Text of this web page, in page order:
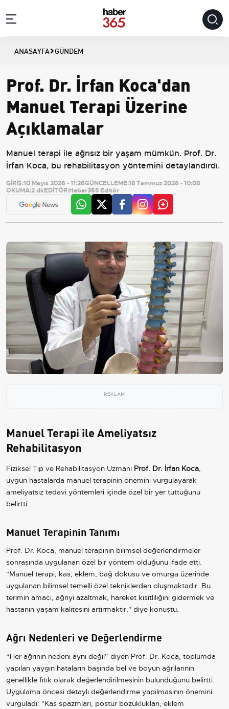
ANASAYFA GÜNDEM
Prof. Dr. İrfan Koca'dan
Manuel Terapi Üzerine
Açıklamalar
Manuel terapi ile ağrısız bir yaşam mümkün. Prof. Dr.
İrfan Koca, bu rehabilitasyon yöntemini detaylandırdı.
GİRİŞ:10 Mayıs 2026 - 11:36GÜNCELLEME:18 Temmuz 2026 - 10:08
OKUMA:2 dkEDİTÖR:Haber365 Editör
REKLAM
Manuel Terapi ile Ameliyatsız
Rehabilitasyon
Fiziksel Tıp ve Rehabilitasyon Uzmanı Prof. Dr. İrfan Koca,
uygun hastalarda manuel terapinin önemini vurgulayarak
ameliyatsız tedavi yöntemleri içinde özel bir yer tuttuğunu
belirtti.
Manuel Terapinin Tanımı
Prof. Dr. Koca, manuel terapinin bilimsel değerlendirmeler
sonrasında uygulanan özel bir yöntem olduğunu ifade etti.
"Manuel terapi; kas, eklem, bağ dokusu ve omurga üzerinde
uygulanan bilimsel temelli özel tekniklerden oluşmaktadır. Bu
terimin amacı, ağrıyı azaltmak, hareket kısıtlılığını gidermek ve
hastanın yaşam kalitesini artırmaktır," diye konuştu.
Ağrı Nedenleri ve Değerlendirme
“Her ağrının nedeni aynı değil” diyen Prof. Dr. Koca, toplumda
yapılan yaygın hataların başında bel ve boyun ağrılarının
genellikle fıtık olarak değerlendirilmesinin bulunduğunu belirtti.
Uygulama öncesi detaylı değerlendirme yapılmasının önemini
vurguladı: "Kas spazmları, postür bozuklukları, eklem